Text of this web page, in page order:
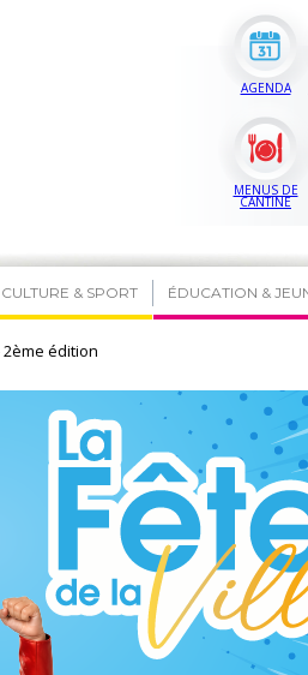
AGENDA
MENUS DE
CANTINE
CULTURE & SPORT ÉDUCATION &
2ème édition